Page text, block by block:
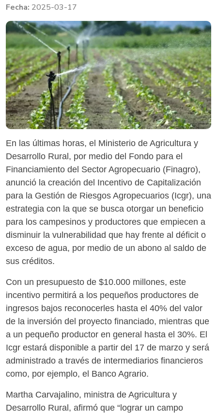
2025-03-17
En las últimas horas, el Ministerio de Agricultura y
Desarrollo Rural, por medio del Fondo para el
Financiamiento del Sector Agropecuario (Finagro),
anunció la creación del Incentivo de Capitalización
para la Gestión de Riesgos Agropecuarios (Icgr), una
estrategia con la que se busca otorgar un beneficio
para los campesinos y productores que empiecen a
disminuir la vulnerabilidad que hay frente al déficit o
exceso de agua, por medio de un abono al saldo de
sus créditos.
Con un presupuesto de $10.000 millones, este
incentivo permitirá a los pequeños productores de
ingresos bajos reconocerles hasta el 40% del valor
de la inversión del proyecto financiado, mientras que
a un pequeño productor en general hasta el 30%. El
Icgr estará disponible a partir del 17 de marzo y será
administrado a través de intermediarios financieros
como, por ejemplo, el Banco Agrario.
Martha Carvajalino, ministra de Agricultura y
Desarrollo Rural, afirmó que “lograr un campo